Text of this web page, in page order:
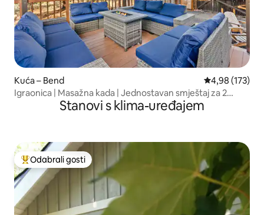
Kuća – Bend Prosječna
4,98 (173)
Igraonica | Masažna kada | Jednostavan smještaj za 2
mladića | Stara vodenica
Stanovi s klima-uređajem
Među najviše rangiranima s oznakom „Odabrali gosti”
Odabrali gosti